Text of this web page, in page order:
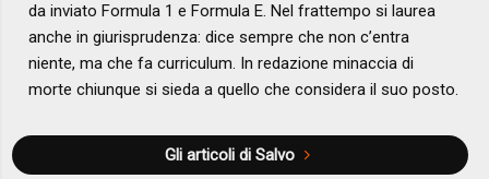
da inviato Formula 1 e Formula E. Nel frattempo si laurea
anche in giurisprudenza: dice sempre che non c’entra
niente, ma che fa curriculum. In redazione minaccia di
morte chiunque si sieda a quello che considera il suo posto.
Gli articoli di Salvo